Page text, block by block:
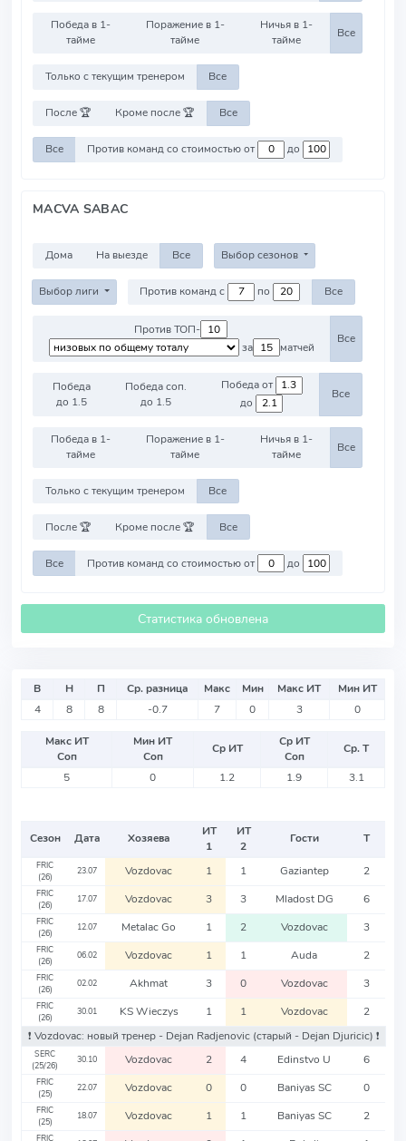
Победа в 1-
тайме
Поражение в 1-
тайме
Ничья в 1-
тайме
Все
Только с текущим тренером Все
После 🏆 Кроме после 🏆 Все
Все Против команд со стоимостью от до
MACVA SABAC
Дома На выезде Все Выбор сезонов
Выбор лиги Против команд с по Все
Против ТОП-
за
матчей
Все
Победа
до 1.5
Победа соп.
до 1.5
Победа от
до
Все
Победа в 1-
тайме
Поражение в 1-
тайме
Ничья в 1-
тайме
Все
Только с текущим тренером Все
После 🏆 Кроме после 🏆 Все
Все Против команд со стоимостью от до
Статистика обновлена
В Н П Ср. разница Макс Мин Макс ИТ
Мин ИТ
4
8 8 -0.7 7 0 3 0
Макс ИТ
Соп
Мин ИТ
Соп
Ср ИТ
Ср ИТ
Соп
Ср. Т
5
0 1.2 1.9 3.1
Сезон Дата Хозяева
ИТ
1
ИТ
2
Гости Т
FRIC
(26)
23.07 Vozdovac 1 1 Gaziantep 2
FRIC
(26)
17.07 Vozdovac 3 3 Mladost DG 6
FRIC
(26)
12.07 Metalac Go 1 2 Vozdovac 3
FRIC
(26)
06.02 Vozdovac 1 1 Auda 2
FRIC
(26)
02.02 Akhmat 3 0 Vozdovac 3
FRIC
(26)
30.01 KS Wieczys 1 1 Vozdovac
2
❗️ Vozdovac: новый тренер - Dejan Radjenovic (старый - Dejan Djuricic) ❗️
SERC
(25/26)
30.10 Vozdovac 2 4 Edinstvo U 6
FRIC
(25)
22.07 Vozdovac 0 0 Baniyas SC 0
FRIC
(25)
18.07 Vozdovac 1 1 Baniyas SC 2
FRIC